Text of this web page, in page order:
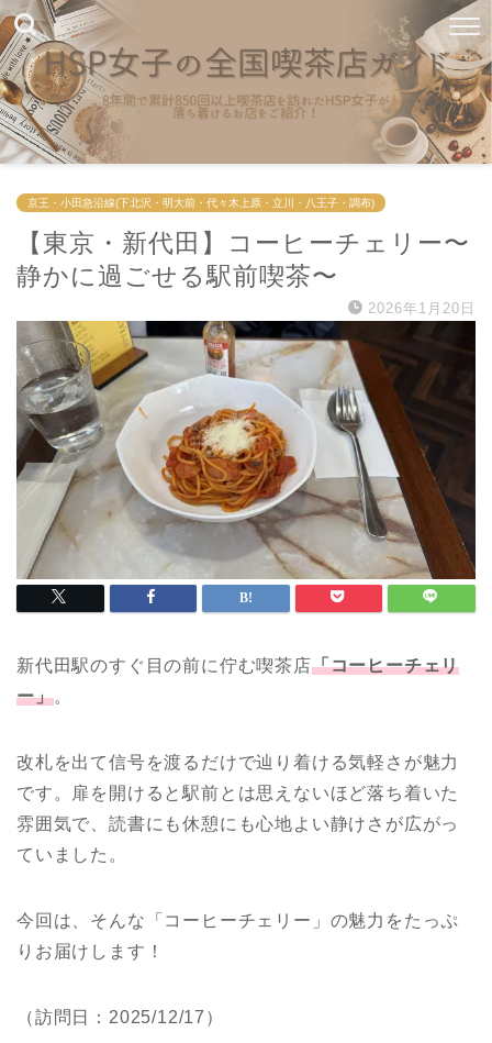
京王・小田急沿線(下北沢・明大前・代々木上原・立川・八王子・調布)
【東京・新代田】コーヒーチェリー〜
静かに過ごせる駅前喫茶〜
2026年1月20日
新代田駅のすぐ目の前に佇む喫茶店「コーヒーチェリ
ー」。
改札を出て信号を渡るだけで辿り着ける気軽さが魅力
です。扉を開けると駅前とは思えないほど落ち着いた
雰囲気で、読書にも休憩にも心地よい静けさが広がっ
ていました。
今回は、そんな「コーヒーチェリー」の魅力をたっぷ
りお届けします！
（訪問日：2025/12/17）